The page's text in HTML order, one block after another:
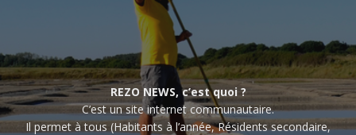
REZO NEWS, c’est quoi ?
C’est un site internet communautaire.
Il permet à tous (Habitants à l’année, Résidents secondaire,